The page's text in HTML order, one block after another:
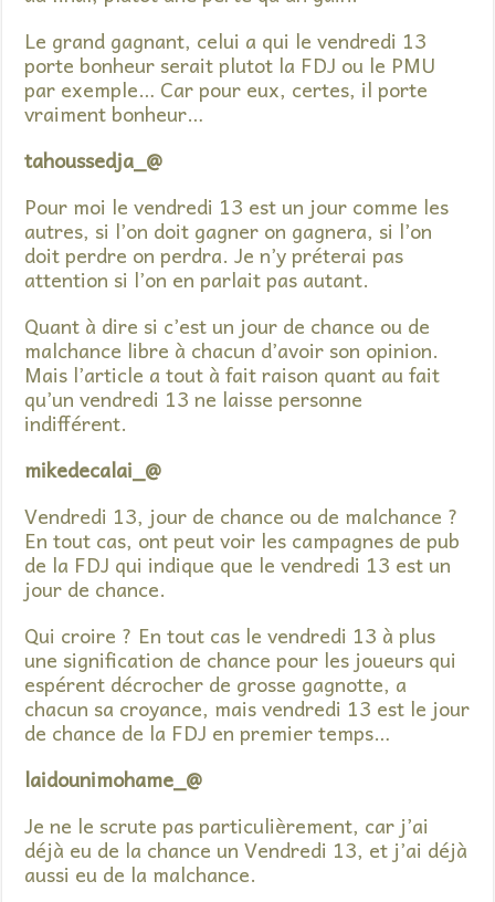
Le grand gagnant, celui a qui le vendredi 13
porte bonheur serait plutot la FDJ ou le PMU
par exemple… Car pour eux, certes, il porte
vraiment bonheur…
tahoussedja_@
Pour moi le vendredi 13 est un jour comme les
autres, si l’on doit gagner on gagnera, si l’on
doit perdre on perdra. Je n’y préterai pas
attention si l’on en parlait pas autant.
Quant à dire si c’est un jour de chance ou de
malchance libre à chacun d’avoir son opinion.
Mais l’article a tout à fait raison quant au fait
qu’un vendredi 13 ne laisse personne
indifférent.
mikedecalai_@
Vendredi 13, jour de chance ou de malchance ?
En tout cas, ont peut voir les campagnes de pub
de la FDJ qui indique que le vendredi 13 est un
jour de chance.
Qui croire ? En tout cas le vendredi 13 à plus
une signification de chance pour les joueurs qui
espérent décrocher de grosse gagnotte, a
chacun sa croyance, mais vendredi 13 est le jour
de chance de la FDJ en premier temps…
laidounimohame_@
Je ne le scrute pas particulièrement, car j’ai
déjà eu de la chance un Vendredi 13, et j’ai déjà
aussi eu de la malchance.